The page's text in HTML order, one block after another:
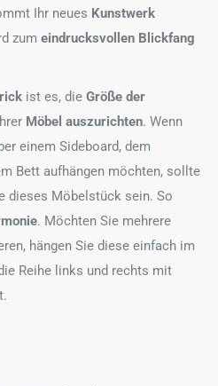
Ihr neues Kunstwerk
zum eindrucksvollen Blickfang
ist es, die Größe der
Möbel auszurichten. Wenn
einem Sideboard, dem
Bett aufhängen möchten, sollte
dieses Möbelstück sein. So
. Möchten Sie mehrere
hängen Sie diese einfach im
Reihe links und rechts mit